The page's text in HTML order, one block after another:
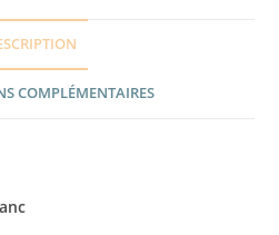
COMPLÉMENTAIRES